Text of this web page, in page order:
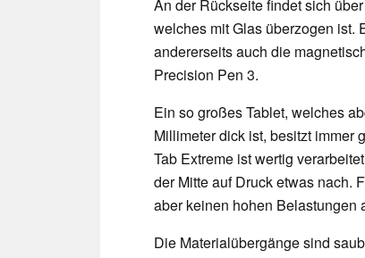
An der Rückseite findet sich
welches mit Glas überzogen ist.
andererseits auch die
Precision Pen 3.
Ein so großes Tablet, welches
Millimeter dick ist, besitzt immer
Tab Extreme ist wertig
der Mitte auf Druck etwas nach.
aber keinen hohen Belastungen
Die Materialübergänge sind